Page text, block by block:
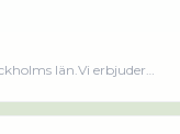
län.Vi erbjuder
till våra kunder.Läs